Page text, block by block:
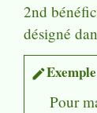
2nd
désigné
editExemple
Pour